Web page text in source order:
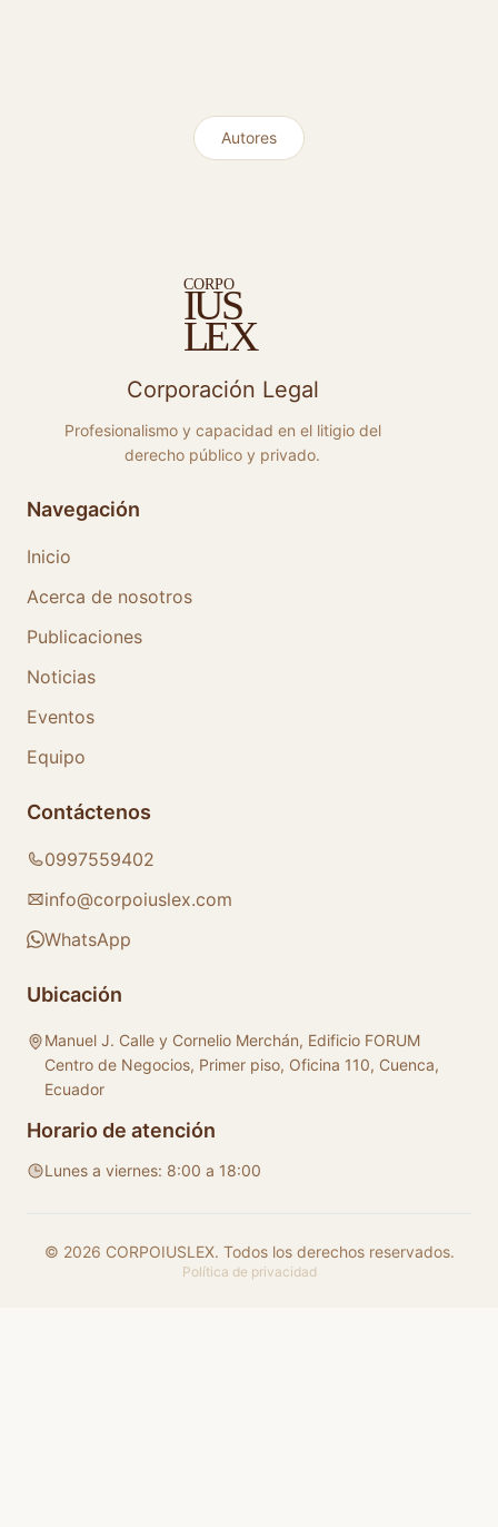
Autores
US
I
LEX
CORPO
Corporación Legal
Profesionalismo y capacidad en el litigio del
derecho público y privado.
Navegación
Inicio
Acerca de nosotros
Publicaciones
Noticias
Eventos
Equipo
Contáctenos
0997559402
info@corpoiuslex.com
WhatsApp
Ubicación
Manuel J. Calle y Cornelio Merchán, Edificio FORUM
Centro de Negocios, Primer piso, Oficina 110, Cuenca,
Ecuador
Horario de atención
Lunes a viernes: 8:00 a 18:00
© 2026 CORPOIUSLEX. Todos los derechos reservados.
Política de privacidad